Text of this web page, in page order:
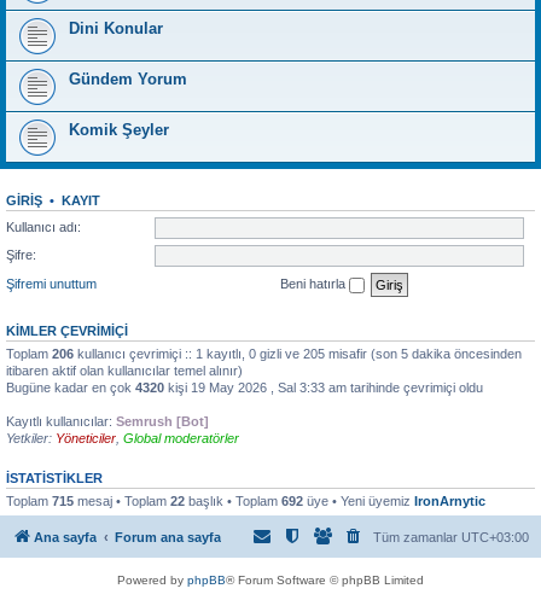
Dini Konular
Gündem Yorum
Komik Şeyler
GIRIŞ • KAYIT
Kullanıcı adı:
Şifre:
Şifremi unuttum
Beni hatırla
KIMLER ÇEVRIMIÇI
Toplam 206 kullanıcı çevrimiçi :: 1 kayıtlı, 0 gizli ve 205 misafir (son 5 dakika öncesinden
itibaren aktif olan kullanıcılar temel alınır)
Bugüne kadar en çok 4320 kişi 19 May 2026 , Sal 3:33 am tarihinde çevrimiçi oldu
Kayıtlı kullanıcılar: Semrush [Bot]
Yetkiler: Yöneticiler Global moderatörler
İSTATISTIKLER
Toplam 715 mesaj • Toplam 22 başlık • Toplam 692 üye • Yeni üyemiz IronArnytic
Ana sayfa Forum ana sayfa Tüm zamanlar UTC+03:00
Powered by phpBB® Forum Software © phpBB Limited